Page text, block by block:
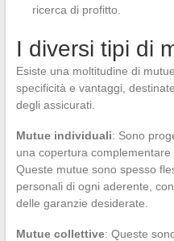
ricerca di profitto.
I diversi tipi di
Esiste una moltitudine di
specificità e vantaggi,
degli assicurati.
Mutue individuali: Sono
una copertura complementare
Queste mutue sono spesso
personali di ogni aderente,
delle garanzie desiderate.
Mutue collettive: Queste